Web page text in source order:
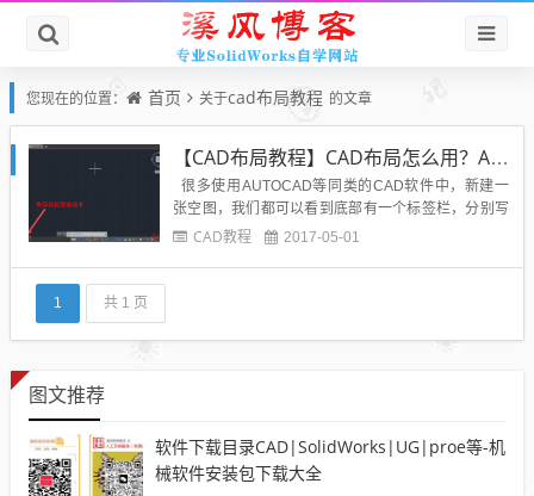
您现在的位置： 首页 关于cad布局教程 的文章
【CAD布局教程】CAD布局怎么用？AutoCAD布局是什么怎么用？
很多使用AUTOCAD等同类的CAD软件中，新建一
张空图，我们都可以看到底部有一个标签栏，分别写
着“模型(Model)”和“布局（Layout）”，不仅初学者不
CAD教程 2017-05-01
1 共 1 页
图文推荐
软件下载目录CAD|SolidWorks|UG|proe等-机
械软件安装包下载大全